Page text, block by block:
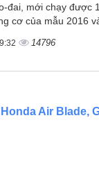
đai, mới chạy được
cơ của mẫu 2016
14796
Air Blade,